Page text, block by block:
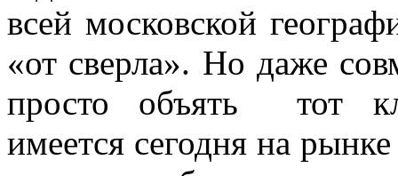
всей московской
«от сверла». Но даже
просто объять тот
имеется сегодня на